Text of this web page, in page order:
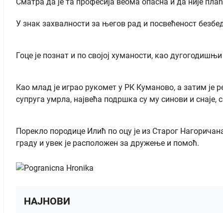
У знак захвалности за његов рад и посвећеност
Гоце је познат и по својој хуманости, као
Као млад је играо рукомет у РК Куманово, а затим је
супруга умрла, највећа подршка су му синови и
Порекло породице Илић по оцу је из Старог
граду и увек је расположен за дружење и помоћ.
НАЈНОВИ